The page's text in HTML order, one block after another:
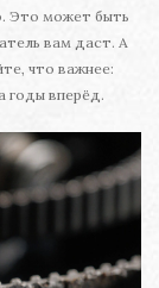
Это может быть
вам даст. А
что важнее:
годы вперёд.